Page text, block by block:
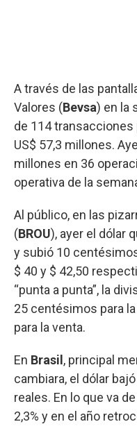
A través de las
Valores (Bevsa) en la
de 114
US$ 57,3 millones.
millones en 36
operativa de la
Al público, en las
(BROU), ayer el dólar
y subió 10
$ 40 y $ 42,50
“punta a punta”, la
25 centésimos para
para la venta.
En Brasil , principal
cambiara, el dólar
reales. En lo que va
2,3% y en el año